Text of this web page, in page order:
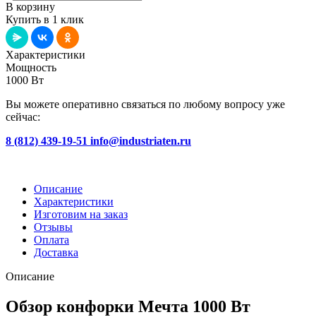
В корзину
Купить в 1 клик
Характеристики
Мощность
1000 Вт
Вы можете оперативно связаться по любому вопросу уже
сейчас:
8 (812) 439-19-51 info@industriaten.ru
Описание
Характеристики
Изготовим на заказ
Отзывы
Оплата
Доставка
Описание
Обзор конфорки Мечта 1000 Вт